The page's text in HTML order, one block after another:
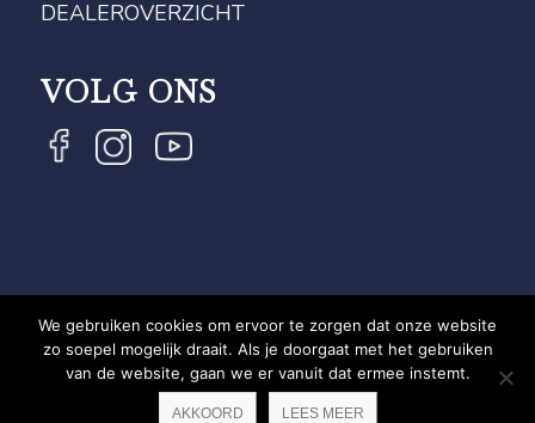
DEALEROVERZICHT
VOLG ONS
COPYRIGHT JRS - EQUESTRIAN BRAND EXPERT -
PRIVACYVERKLARING
WEBSITE DOOR NEWMORE
We gebruiken cookies om ervoor te zorgen dat onze website
zo soepel mogelijk draait. Als je doorgaat met het gebruiken
van de website, gaan we er vanuit dat ermee instemt.
AKKOORD LEES MEER